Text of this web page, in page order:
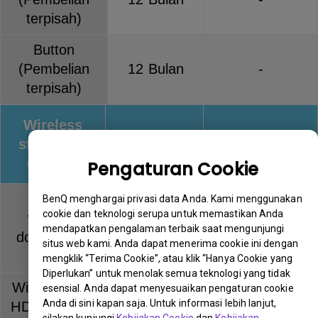
Pengaturan Cookie
BenQ menghargai privasi data Anda. Kami menggunakan
cookie dan teknologi serupa untuk memastikan Anda
mendapatkan pengalaman terbaik saat mengunjungi
situs web kami. Anda dapat menerima cookie ini dengan
mengklik “Terima Cookie”, atau klik “Hanya Cookie yang
Diperlukan” untuk menolak semua teknologi yang tidak
esensial. Anda dapat menyesuaikan pengaturan cookie
Anda di sini kapan saja. Untuk informasi lebih lanjut,
terpisah)
Button
(Pembelian
terpisah)
12 Bulan -
Wireless
streaming
devices
QCast
wireless
dongle (QP
series)
12 Bulan -
Wireless Full
HD Kit (WDP
12 Bulan -